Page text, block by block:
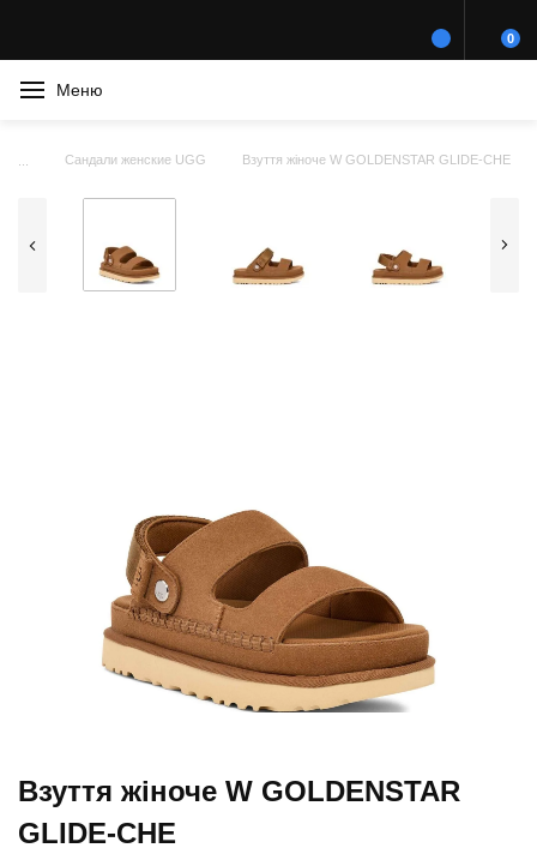
0
Меню
Сандали женские UGG Взуття жіноче W GOLDENSTAR GLIDE-CHE
Взуття жіноче W GOLDENSTAR
GLIDE-CHE